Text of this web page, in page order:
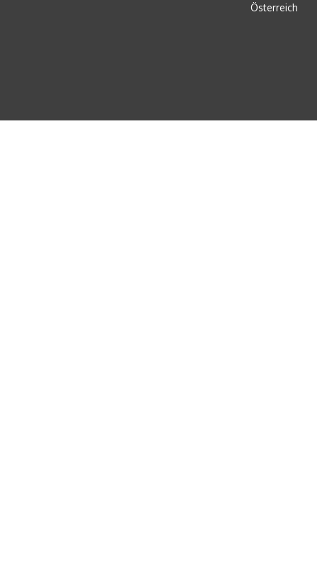
Österreich